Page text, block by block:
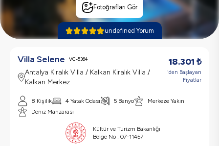
Fotoğrafları Gör
undefined Yorum
Villa Selene VC-5364
Antalya Kiralık Villa / Kalkan Kiralık Villa /
Kalkan Merkez
18.301 ₺
'den Başlayan
Fiyatlar
8 Kişilik 4 Yatak Odası 5 Banyo
Merkeze Yakın
Deniz Manzarası
Kültür ve Turizm Bakanlığı
Belge No : 07-11457